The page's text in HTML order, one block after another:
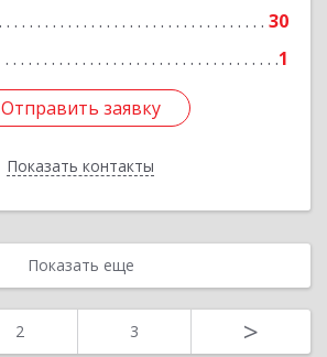
30
1
Отправить заявку
Показать контакты
Подробнее
Отправить заявку
Назад
Показать еще
2 3 >